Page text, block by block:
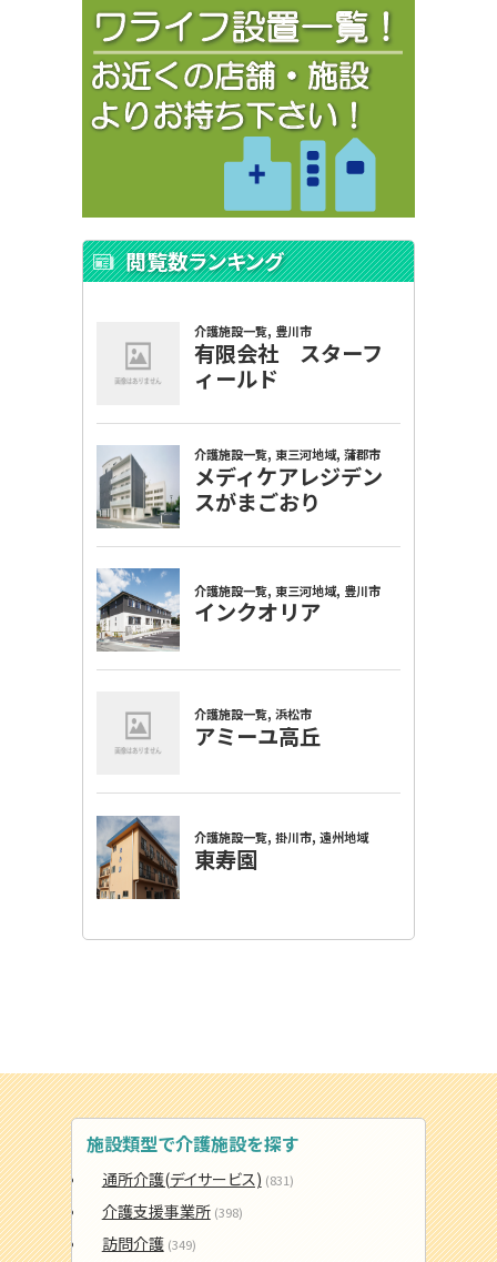
閲覧数ランキング
施設類型で介護施設を探す
通所介護(デイサービス) (831)
介護支援事業所 (398)
訪問介護 (349)